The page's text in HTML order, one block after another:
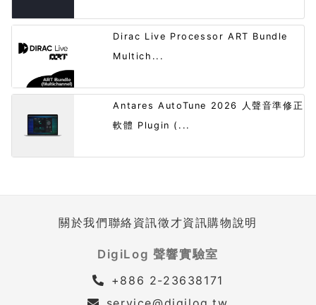
Dirac Live Processor ART Bundle
Multich...
Antares AutoTune 2026 人聲音準修正
軟體 Plugin (...
關於我們聯絡資訊徵才資訊購物說明
DigiLog 聲響實驗室
+886 2-23638171